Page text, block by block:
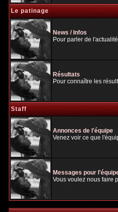
Le patinage
News / Infos
Pour parler de
Résultats
Pour connaître les
Staff
Annonces de l'équipe
Venez voir ce que
Messages pour
Vous voulez nous faire